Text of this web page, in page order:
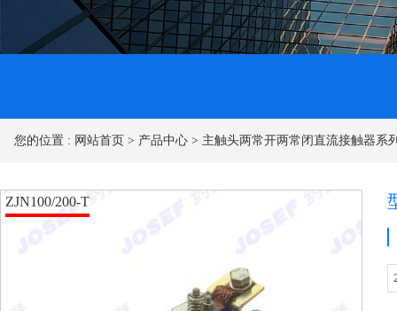
您的位置 : 网站首页 > 产品中心 > 主触头两常开两常闭直流接触器系
ZJN100/200-T